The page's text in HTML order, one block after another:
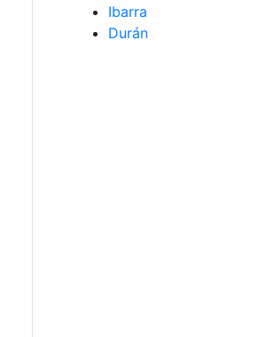
Ibarra
Durán